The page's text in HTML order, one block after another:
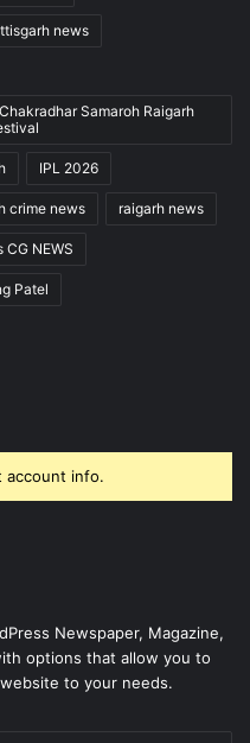
news
Samaroh Raigarh
IPL 2026
crime news raigarh news
CG NEWS
Patel
account info.
Newspaper, Magazine,
options that allow you to
to your needs.